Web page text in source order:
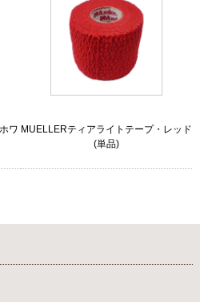
ワ MUELLERティアライトテープ・レッド
(単品)